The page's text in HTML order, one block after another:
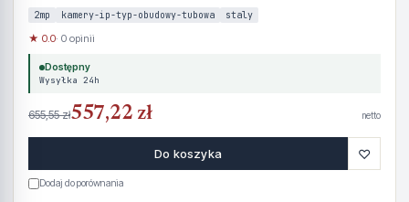
2mp kamery-ip-typ-obudowy-tubowa staly
★ 0.0· 0 opinii
Dostępny
Wysyłka 24h
655,55 zł557,22 zł netto
Do koszyka ♡
Dodaj do porównania